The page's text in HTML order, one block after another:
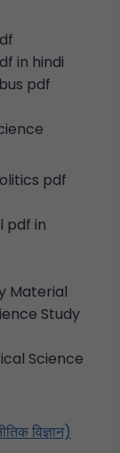
in hindi
pdf
pdf
pdf in
Material
Study
Science
विज्ञान)